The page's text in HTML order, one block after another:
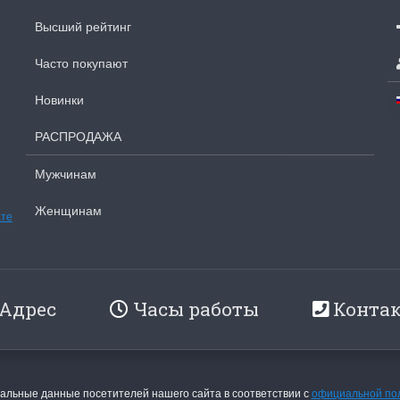
Дим. New!
сборки. Спешите купить...
Туманова
Поступление
На склад приехали
любимых "Чудесной иглы"
13648USA Permin 92-
Высший рейтинг
Часто покупают
Новинки
РАСПРОДАЖА
Мужчинам
Женщинам
Адрес Часы работы
данные посетителей нашего сайта в соответствии софициальной